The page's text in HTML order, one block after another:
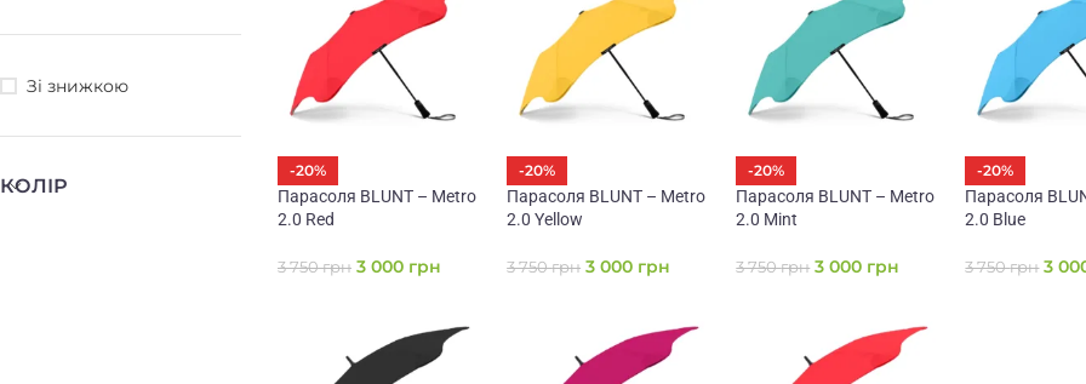
Зі знижкою
КОЛІР
-20%
Парасоля BLUNT – Metro
2.0 Red
3 750грн 3 000 грн
-20%
Парасоля BLUNT – Metro
2.0 Yellow
3 750грн 3 000 грн
-20%
Парасоля BLUNT – Metro
2.0 Mint
3 750грн 3 000 грн
-20%
Парасоля
2.0 Blue
3 750грн 3